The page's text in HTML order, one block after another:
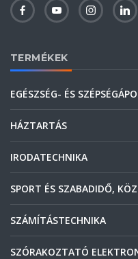
TERMÉKEK
EGÉSZSÉG- ÉS
HÁZTARTÁS
IRODATECHNIKA
SPORT ÉS SZABADIDŐ,
SZÁMÍTÁSTECHNIKA
SZÓRAKOZTATÓ